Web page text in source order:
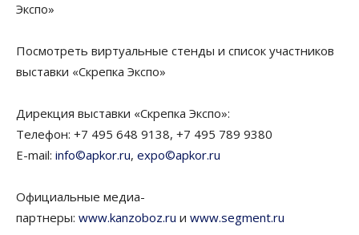
Экспо»
Посмотреть виртуальные стенды и список участников
выставки «Скрепка Экспо»
Дирекция выставки «Скрепка Экспо»:
Телефон: +7 495 648 9138, +7 495 789 9380
E-mail: info©apkor.ru, expo©apkor.ru
Официальные медиа-
партнеры: www.kanzoboz.ru и www.segment.ru